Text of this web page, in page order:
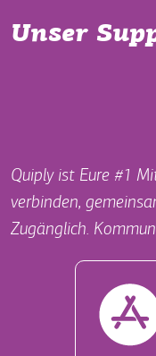
Unser
Quiply ist Eure #1
verbinden,
Zugänglich.